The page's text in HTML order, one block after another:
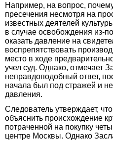
Например, на вопрос,
пресечения несмотря на
известных деятелей
в случае освобождения из-
оказать давление на
воспрепятствовать
место в ходе
учел суд. Однако, отмечает
неправдоподобный ответ,
начала был под стражей и не
давления.
Следователь утверждает,
объяснить происхождение
потраченной на покупку
центре Москвы. Однако